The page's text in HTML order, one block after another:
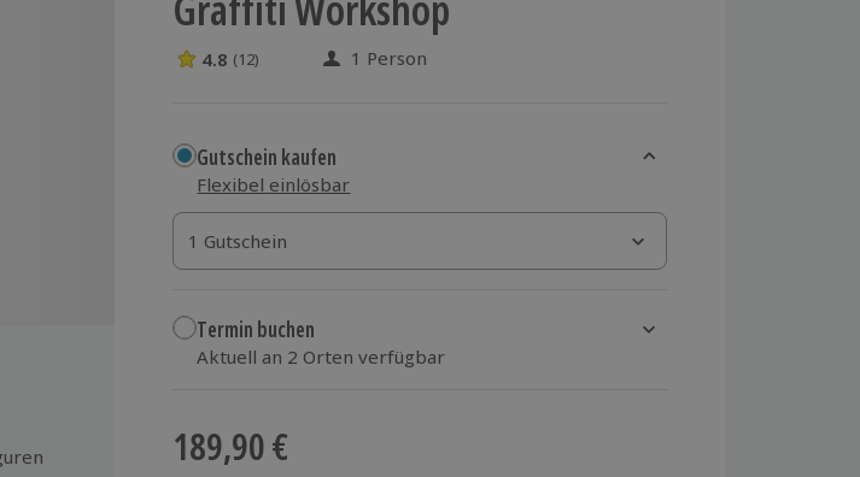
4.8 Sterne von 5 aus 12 Bewertungen
4.8 (12) 1 Person
Gutschein kaufen
Flexibel einlösbar
1 Gutschein
1 Gutschein
1 Gutschein
Termin buchen
Aktuell an 2 Orten verfügbar
189,90 €